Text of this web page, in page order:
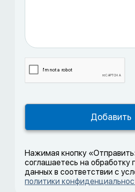
Нажимая кнопку
соглашаетесь на обработку
данных в соответствии с
политики